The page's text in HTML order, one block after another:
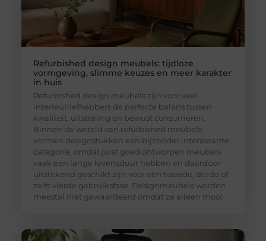
Refurbished design meubels: tijdloze
vormgeving, slimme keuzes en meer karakter
in huis
Refurbished design meubels zijn voor veel
interieurliefhebbers de perfecte balans tussen
kwaliteit, uitstraling en bewust consumeren.
Binnen de wereld van refurbished meubels
vormen designstukken een bijzonder interessante
categorie, omdat juist goed ontworpen meubels
vaak een lange levensduur hebben en daardoor
uitstekend geschikt zijn voor een tweede, derde of
zelfs vierde gebruiksfase. Designmeubels worden
meestal niet gewaardeerd omdat ze alleen mooi